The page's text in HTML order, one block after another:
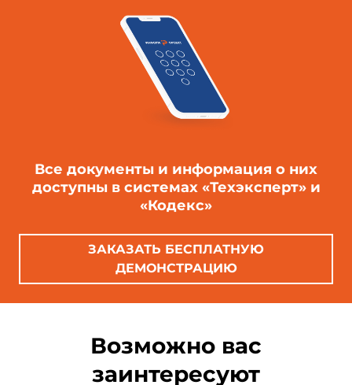
Все документы и информация о них
доступны в системах «Техэксперт» и
«Кодекс»
ЗАКАЗАТЬ БЕСПЛАТНУЮ
ДЕМОНСТРАЦИЮ
Возможно вас
заинтересуют